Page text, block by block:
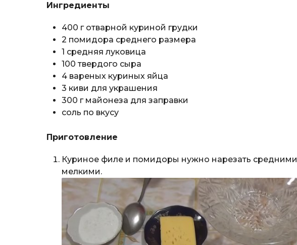
Ингредиенты
400 г отварной куриной грудки
2 помидора среднего размера
1 средняя луковица
100 твердого сыра
4 вареных куриных яйца
3 киви для украшения
300 г майонеза для заправки
соль по вкусу
Приготовление
Куриное филе и помидоры нужно нарезать средними
мелкими.